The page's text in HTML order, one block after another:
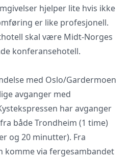
hjelper lite hvis ikke
er like profesjonell.
skal være Midt-Norges
konferansehotell.
med Oslo/Gardermoen
avganger med
har avganger
både Trondheim (1 time)
og 20 minutter). Fra
komme via fergesambandet
SEND FORESPØRSEL